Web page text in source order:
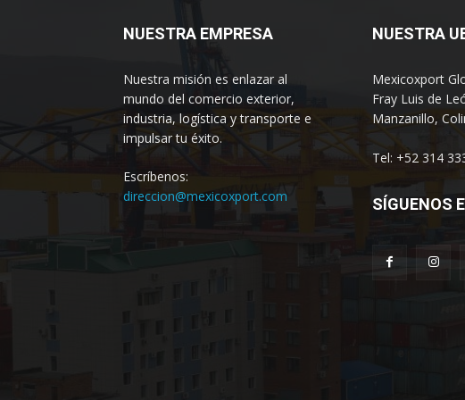
NUESTRA EMPRESA
Nuestra misión es enlazar al
mundo del comercio exterior,
industria, logística y transporte e
impulsar tu éxito.
Escríbenos:
direccion@mexicoxport.com
NUESTRA
Mexicoxport
Fray Luis de
Manzanillo,
Tel: +52 314
SÍGUENOS